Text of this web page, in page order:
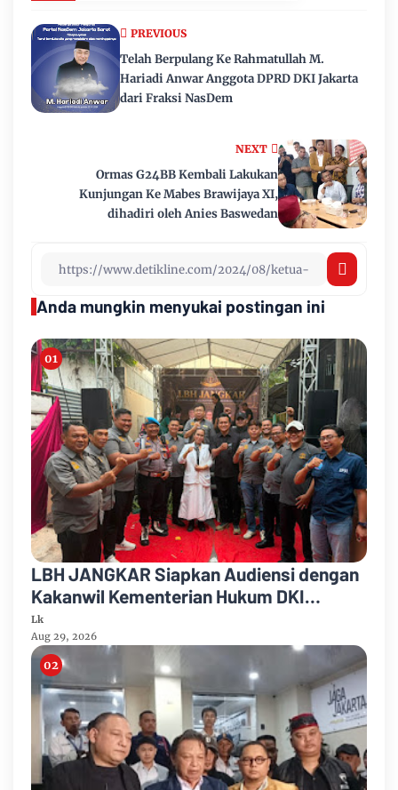
NEXT
Ormas G24BB Kembali Lakukan
Kunjungan Ke Mabes Brawijaya XI,
dihadiri oleh Anies Baswedan
PREVIOUS
Telah Berpulang Ke Rahmatullah M.
Hariadi Anwar Anggota DPRD DKI Jakarta
dari Fraksi NasDem
Anda mungkin menyukai postingan ini
LBH JANGKAR Siapkan Audiensi dengan
Kakanwil Kementerian Hukum DKI
Jakarta
Lk
Aug 29, 2026